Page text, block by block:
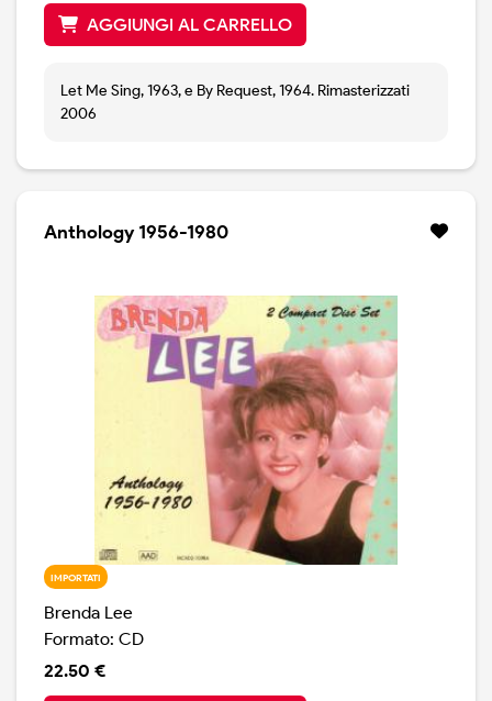
AGGIUNGI AL CARRELLO
Let Me Sing, 1963, e By Request, 1964. Rimasterizzati
2006
Anthology 1956-1980
IMPORTATI
Brenda Lee
Formato: CD
22.50 €